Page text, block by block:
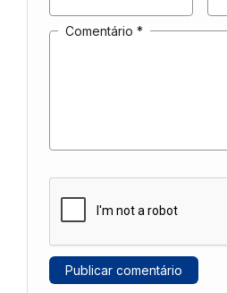
Comentário *